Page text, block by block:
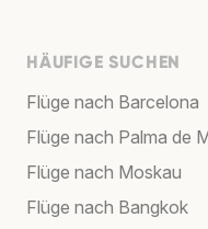
HÄUFIGE SUCHEN
Flüge nach Barcelona
Flüge nach Palma de
Flüge nach Moskau
Flüge nach Bangkok